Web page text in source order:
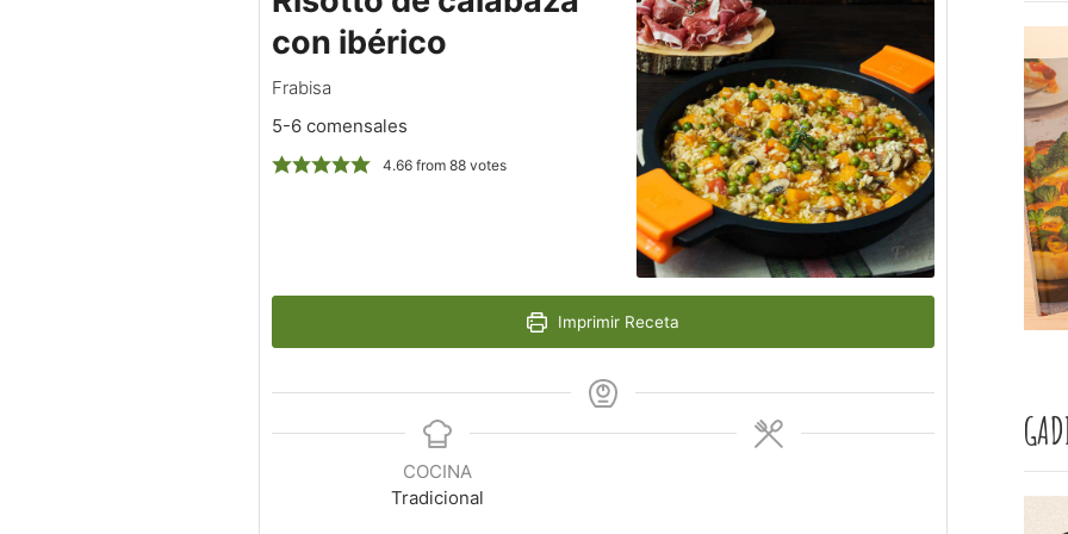
con ibérico
Frabisa
5-6 comensales
4.66from 88votes
Imprimir Receta
COCINA
Tradicional